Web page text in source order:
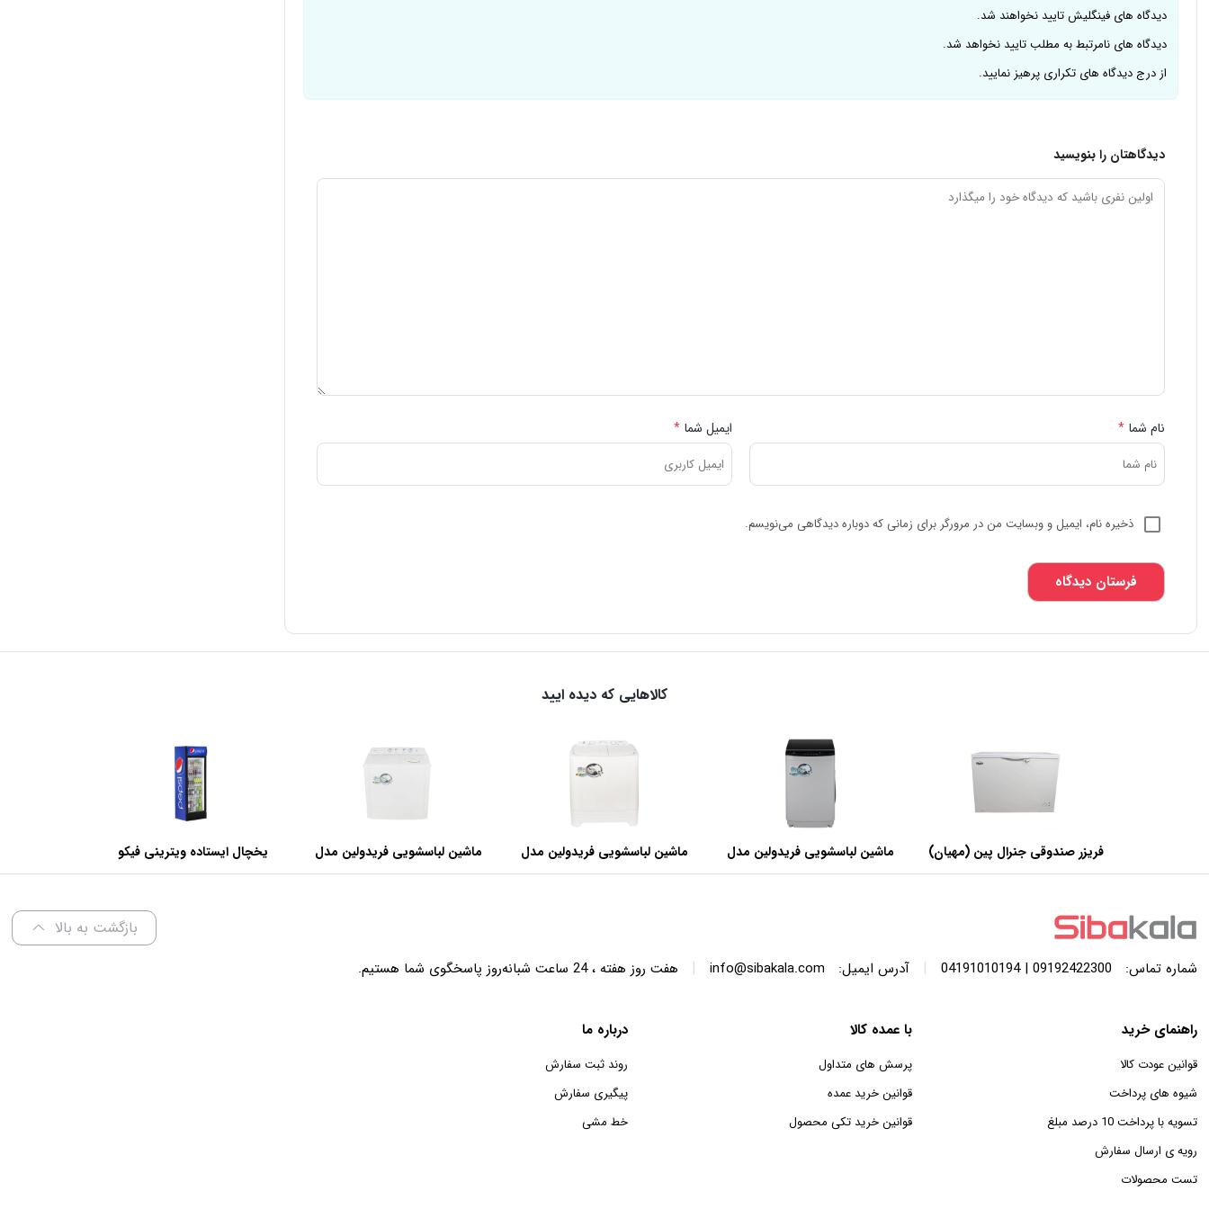
دیدگاه های فینگلیش تایید نخواهند شد.
دیدگاه های نامرتبط به مطلب تایید نخواهد شد.
از درج دیدگاه های تکراری پرهیز نمایید.
دیدگاهتان را بنویسید
نام شما * ایمیل شما *
ذخیره نام، ایمیل و وبسایت من در مرورگر برای زمانی که دوباره دیدگاهی می‌نویسم.
کالاهایی که دیده ایید
فریزر صندوقی جنرال پین (مهیان)
با ظرفیت 440 لیتر
ماشین لباسشویی فریدولین مدل
SWF120A ظرفیت 12 کیلوگرم
ماشین لباسشویی فریدولین مدل
SWT68 ظرفیت 6.8 کیلوگرم
ماشین لباسشویی فریدولین مدل
SWT150 ظرفیت 15 کیلوگرم
یخچال ایستاده ویترینی فیکو
عرض 60 سانتی متر
بازگشت به بالا
شماره تماس: 09192422300 | 04191010194
| آدرس ایمیل: info@sibakala.com
| هفت روز هفته ، 24 ساعت شبانه‌روز پاسخگوی شما هستیم.
راهنمای خرید
قوانین عودت کالا
شیوه های پرداخت
تسویه با پرداخت 10 درصد مبلغ
رویه ی ارسال سفارش
تست محصولات
با عمده کالا
پرسش های متداول
قوانین خرید عمده
قوانین خرید تکی محصول
درباره ما
روند ثبت سفارش
پیگیری سفارش
خط مشی